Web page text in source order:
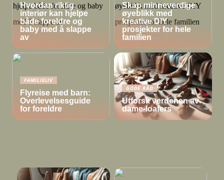
Hvordan riktig
interiør kan hjelpe
både foreldre og
baby med å slappe
av
Skap minneverdige
øyeblikk med
kreative DIY
prosjekter for hele
familien
FAMILIELIV
Flyreise med barn:
Overlevelsesguide
for foreldre
GODE RÅD
Utforsk verdenen av
dame-loafers